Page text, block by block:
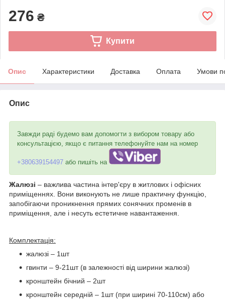
276 ₴
Купити
Опис Характеристики Доставка Оплата Умови
Опис
Завжди раді будемо вам допомогти з вибором товару або
консультацією, якщо є питання телефонуйте нам на номер
+380639154497 або пишіть на
Жалюзі – важлива частина інтер'єру в житлових і офісних
приміщеннях. Вони виконують не лише практичну функцію,
запобігаючи проникнення прямих сонячних променів в
приміщення, але і несуть естетичне навантаження.
Комплектація:
жалюзі – 1шт
гвинти – 9-21шт (в залежності від ширини жалюзі)
кронштейн бічний – 2шт
кронштейн середній – 1шт (при ширині 70-110см) або